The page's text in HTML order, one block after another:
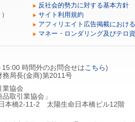
反社会的勢力に対する基本方針
サイト利用規約
アフィリエイト広告掲載におけ
マネー・ロンダリング及びテロ
時間外のお問合せはこちら)
務局長(金商)第2011号
業協会
取引業協会」
本橋2-11-2 太陽生命日本橋ビル12階